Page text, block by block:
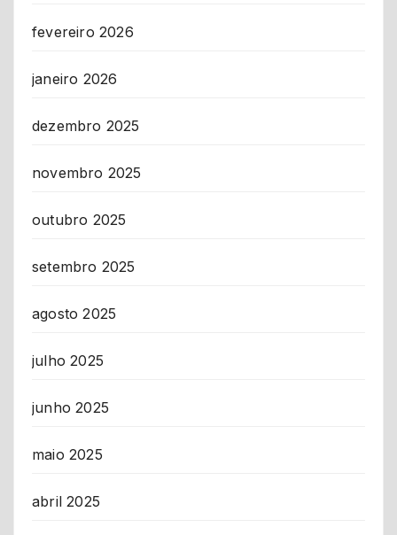
fevereiro 2026
janeiro 2026
dezembro 2025
novembro 2025
outubro 2025
setembro 2025
agosto 2025
julho 2025
junho 2025
maio 2025
abril 2025